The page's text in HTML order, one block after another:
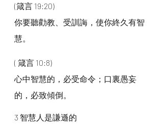
(箴言 19:20)
你要聽勸教、受訓誨，使你終久有智
慧。
( 箴言 10:8)
心中智慧的，必受命令；口裏愚妄
的，必致傾倒。
3 智慧人是謙遜的